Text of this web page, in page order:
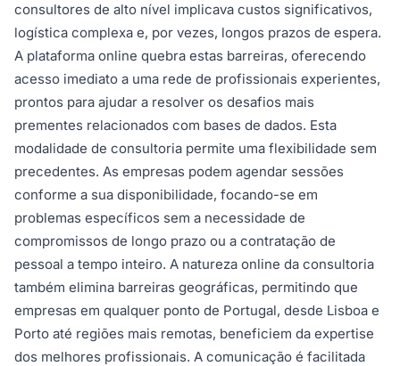
consultores de alto nível implicava custos significativos,
logística complexa e, por vezes, longos prazos de espera.
A plataforma online quebra estas barreiras, oferecendo
acesso imediato a uma rede de profissionais experientes,
prontos para ajudar a resolver os desafios mais
prementes relacionados com bases de dados. Esta
modalidade de consultoria permite uma flexibilidade sem
precedentes. As empresas podem agendar sessões
conforme a sua disponibilidade, focando-se em
problemas específicos sem a necessidade de
compromissos de longo prazo ou a contratação de
pessoal a tempo inteiro. A natureza online da consultoria
também elimina barreiras geográficas, permitindo que
empresas em qualquer ponto de Portugal, desde Lisboa e
Porto até regiões mais remotas, beneficiem da expertise
dos melhores profissionais. A comunicação é facilitada